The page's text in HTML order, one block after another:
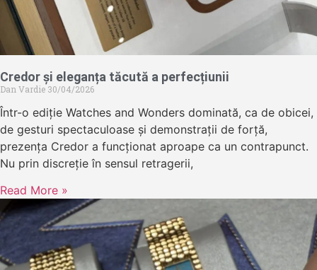
Credor și eleganța tăcută a perfecțiunii
Dan Vardie 30/04/2026
Într-o ediție Watches and Wonders dominată, ca de obicei,
de gesturi spectaculoase și demonstrații de forță,
prezența Credor a funcționat aproape ca un contrapunct.
Nu prin discreție în sensul retragerii,
Read More »